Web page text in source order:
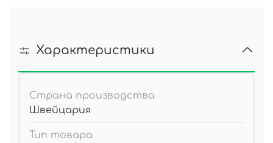
Характеристики
Страна производства
Швейцария
Тип товара